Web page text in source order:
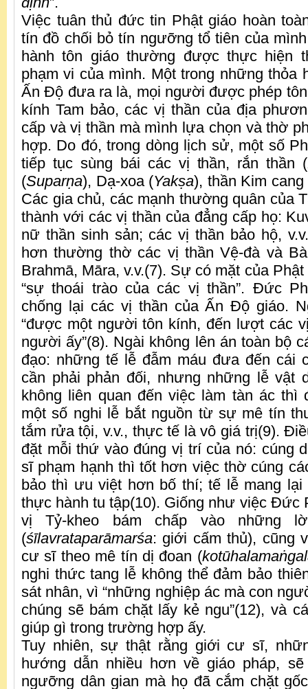
Việc tuân thủ đức tin Phật giáo hoàn
tín đồ chối bỏ tín ngưỡng tổ tiên của
hành tôn giáo thường được thực hiện
phạm vi của mình. Một trong những thỏa
Ấn Độ đưa ra là, mọi người được phép
kính Tam bảo, các vị thần của địa
cấp và vị thần mà mình lựa chọn và thờ
hợp. Do đó, trong dòng lịch sử, một số
tiếp tục sùng bái các vị thần, rắn thần (
(Suparṇa), Dạ-xoa (Yakṣa), thần Kim cang
Các gia chủ, các mạnh thường quân của
thành với các vị thần của đẳng cấp họ:
nữ thần sinh sản; các vị thần bảo hộ,
hơn thường thờ các vị thần Vệ-đà và
Brahmā, Māra, v.v.(7). Sự có mặt của
“sự thoái trào của các vị thần”. Đức
chống lại các vị thần của Ấn Độ giáo.
“được một người tôn kính, đến lượt các
người ấy”(8). Ngài không lên án toàn bộ
đạo: những tế lễ đẫm máu đưa đến cái
cần phải phản đối, nhưng những lễ vật
không liên quan đến việc làm tàn ác thì
một số nghi lễ bắt nguồn từ sự mê tín
tắm rửa tội, v.v., thực tế là vô giá trị(9).
đặt mỗi thứ vào đúng vị trí của nó: cúng
sĩ phạm hạnh thì tốt hơn việc thờ cúng
bảo thì ưu việt hơn bố thí; tế lễ mang lại
thực hành tu tập(10). Giống như việc Đức
vị Tỷ-kheo bám chấp vào những
(śīlavrataparāmarśa: giới cấm thủ), cũng
cư sĩ theo mê tín dị đoan (kotūhalamaṅ
nghi thức tang lễ không thể đảm bảo
sát nhân, vì “những nghiệp ác mà con
chúng sẽ bám chặt lấy kẻ ngu”(12), và
giúp gì trong trường hợp ấy.
Tuy nhiên, sự thật rằng giới cư sĩ,
hướng dẫn nhiều hơn về giáo pháp,
ngưỡng dân gian mà họ đã cắm chặt